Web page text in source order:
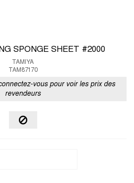
SPONGE SHEET #2000
TAMIYA
TAM87170
vous pour voir les prix des
revendeurs